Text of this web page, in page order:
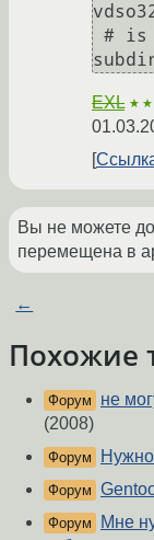
EXL
Вы не можете
перемещена в
←
Похожие
Форум
не
(2008)
Форум
Форум
Форум
Мне